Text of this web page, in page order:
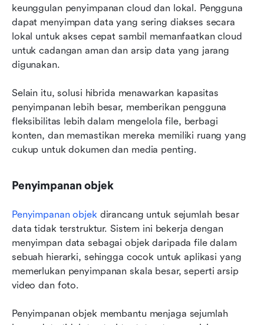
keunggulan penyimpanan cloud dan lokal. Pengguna
dapat menyimpan data yang sering diakses secara
lokal untuk akses cepat sambil memanfaatkan cloud
untuk cadangan aman dan arsip data yang jarang
digunakan.
Selain itu, solusi hibrida menawarkan kapasitas
penyimpanan lebih besar, memberikan pengguna
fleksibilitas lebih dalam mengelola file, berbagi
konten, dan memastikan mereka memiliki ruang yang
cukup untuk dokumen dan media penting.
Penyimpanan objek
Penyimpanan objek dirancang untuk sejumlah besar
data tidak terstruktur. Sistem ini bekerja dengan
menyimpan data sebagai objek daripada file dalam
sebuah hierarki, sehingga cocok untuk aplikasi yang
memerlukan penyimpanan skala besar, seperti arsip
video dan foto.
Penyimpanan objek membantu menjaga sejumlah